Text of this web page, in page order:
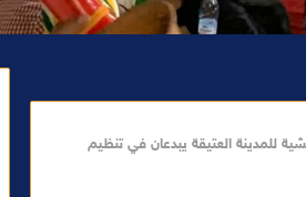
للمدينة العتيقة يبدعان في تنظيم